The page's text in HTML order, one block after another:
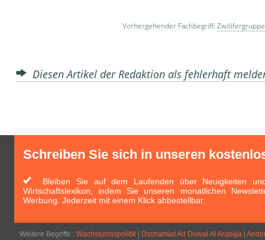
Vorhergehender Fachbegriff: Zwölfergruppe
Diesen Artikel der Redaktion als fehlerhaft
Schreiben Sie sich in unseren
Bleiben Sie auf dem Laufenden über Neuigkeiten
Wirtschaftslexikon, indem Sie unseren monatlichen
Werbung. Jederzeit mit einem Klick abbestellbar.
Weitere Begriffe : Wachstumsspolitik Dschamiat Ad Duwal AI Arabijja